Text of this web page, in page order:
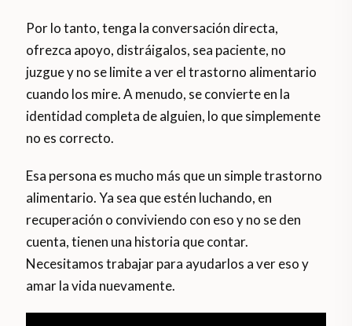
Por lo tanto, tenga la conversación directa,
ofrezca apoyo, distráigalos, sea paciente, no
juzgue y no se limite a ver el trastorno alimentario
cuando los mire. A menudo, se convierte en la
identidad completa de alguien, lo que simplemente
no es correcto.
Esa persona es mucho más que un simple trastorno
alimentario. Ya sea que estén luchando, en
recuperación o conviviendo con eso y no se den
cuenta, tienen una historia que contar.
Necesitamos trabajar para ayudarlos a ver eso y
amar la vida nuevamente.